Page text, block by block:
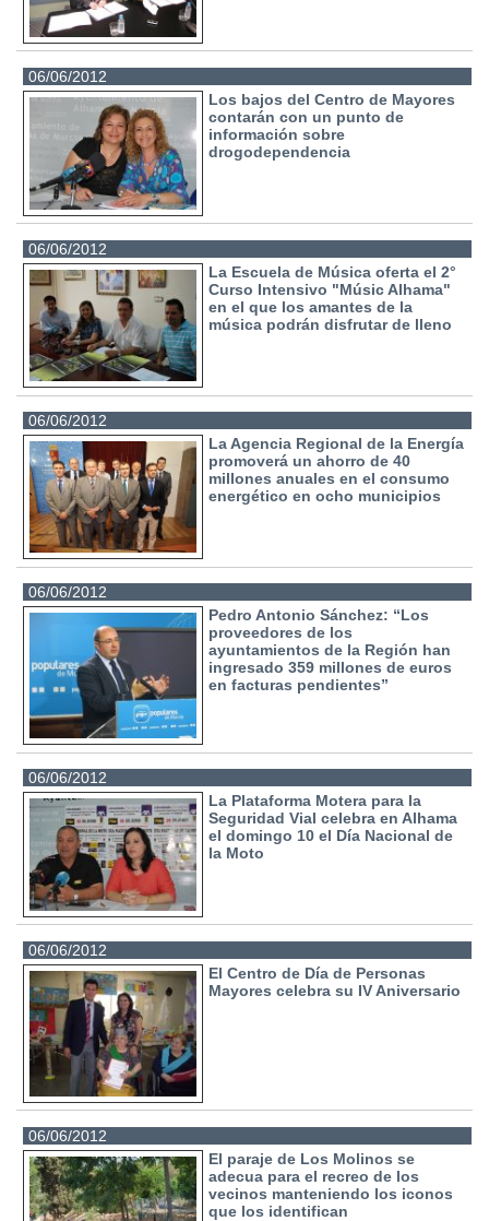
06/06/2012
Los bajos del Centro de Mayores
contarán con un punto de
información sobre
drogodependencia
06/06/2012
La Escuela de Música oferta el 2°
Curso Intensivo "Músic Alhama"
en el que los amantes de la
música podrán disfrutar de lleno
06/06/2012
La Agencia Regional de la Energía
promoverá un ahorro de 40
millones anuales en el consumo
energético en ocho municipios
06/06/2012
Pedro Antonio Sánchez: “Los
proveedores de los
ayuntamientos de la Región han
ingresado 359 millones de euros
en facturas pendientes”
06/06/2012
La Plataforma Motera para la
Seguridad Vial celebra en Alhama
el domingo 10 el Día Nacional de
la Moto
06/06/2012
El Centro de Día de Personas
Mayores celebra su IV Aniversario
06/06/2012
El paraje de Los Molinos se
adecua para el recreo de los
vecinos manteniendo los iconos
que los identifican